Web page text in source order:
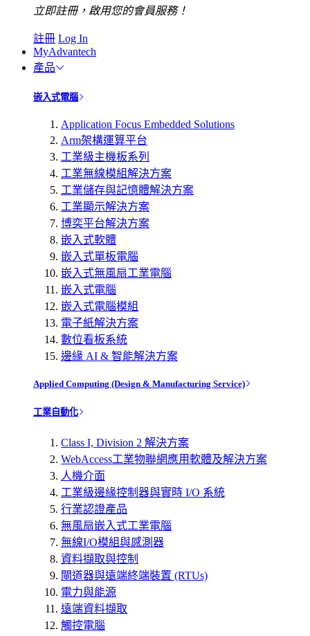
立即註冊，啟用您的會員服務！
註冊 Log In
MyAdvantech
產品
嵌入式電腦
Application Focus Embedded Solutions
Arm架構運算平台
工業級主機板系列
工業無線模組解決方案
工業儲存與記憶體解決方案
工業顯示解決方案
博奕平台解決方案
嵌入式軟體
嵌入式單板電腦
嵌入式無風扇工業電腦
嵌入式電腦
嵌入式電腦模組
電子紙解決方案
數位看板系統
邊緣 AI & 智能解決方案
Applied Computing (Design & Manufacturing Service)
工業自動化
Class I, Division 2 解決方案
WebAccess工業物聯網應用軟體及解決方案
人機介面
工業級邊緣控制器與實時 I/O 系統
行業認證產品
無風扇嵌入式工業電腦
無線I/O模組與感測器
資料擷取與控制
閘道器與遠端終端裝置 (RTUs)
電力與能源
遠端資料擷取
觸控電腦